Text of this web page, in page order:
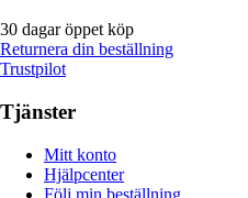
30 dagar öppet köp
Returnera din beställning
Trustpilot
Tjänster
Mitt konto
Hjälpcenter
Följ min beställning